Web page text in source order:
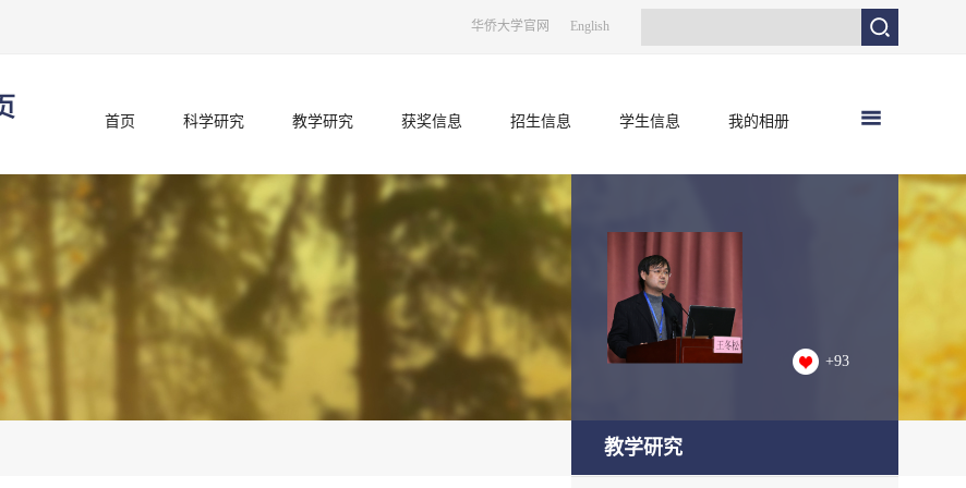
华侨大学官网 English
首页 科学研究 教学研究 获奖信息 招生信息 学生信息 我的相册
+93
教学研究